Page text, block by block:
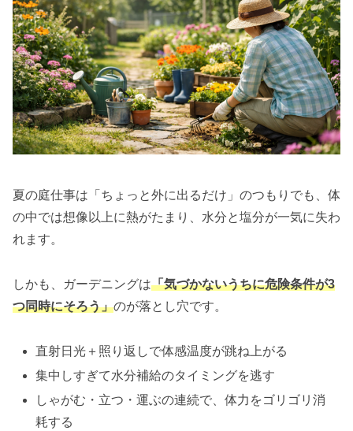
夏の庭仕事は「ちょっと外に出るだけ」のつもりでも、体
の中では想像以上に熱がたまり、水分と塩分が一気に失わ
れます。
しかも、ガーデニングは「気づかないうちに危険条件が3
つ同時にそろう」のが落とし穴です。
直射日光＋照り返しで体感温度が跳ね上がる
集中しすぎて水分補給のタイミングを逃す
しゃがむ・立つ・運ぶの連続で、体力をゴリゴリ消
耗する